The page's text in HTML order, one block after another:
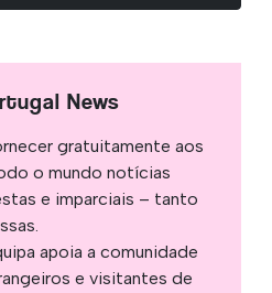
News
gratuitamente aos
o mundo notícias
e imparciais – tanto
apoia a comunidade
e visitantes de